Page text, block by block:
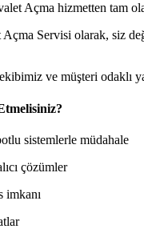
Açma hizmetten tam
Açma Servisi olarak, siz
ve müşteri odaklı
sistemlerle müdahale
çözümler
imkanı